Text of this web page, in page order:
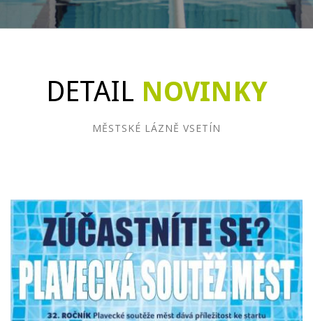
DETAIL NOVINKY
MĚSTSKÉ LÁZNĚ VSETÍN